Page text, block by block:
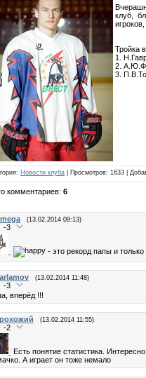
клуб,
Тройка
1.
2.
3.
: Новости клуба Просмотров: 1633 |
комментариев: 6
(13.02.2014 09:13)
-3
- это рекорд папы и
(13.02.2014 11:48)
-3
вперёд !!!
(13.02.2014 11:55)
-2
Есть понятие статистика.
А играет он тоже немало